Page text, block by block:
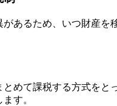
あるため、いつ財産
めて課税する方式を
す。